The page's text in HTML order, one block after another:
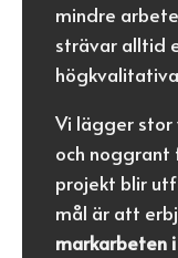
mindre
strävar alltid
Vi lägger
och
projekt blir
mål är att
markarbeten